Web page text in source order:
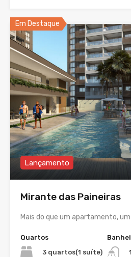
Em Destaque
Lançamento
Mirante das Paineiras
Mais do que um apartamento,
Quartos
3 quartos(1 suíte)
1